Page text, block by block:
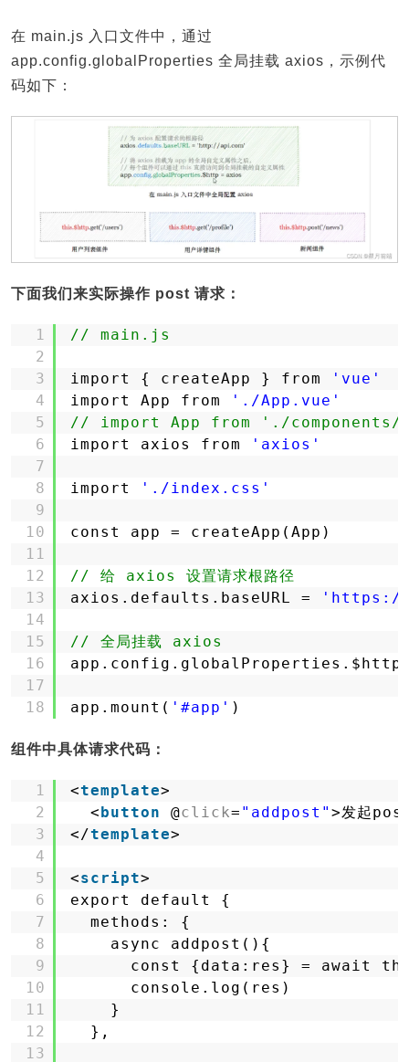
在 main.js 入口文件中，通过
app.config.globalProperties 全局挂载 axios，示例代
码如下：
下面我们来实际操作 post 请求：
1
2
3
4
5
6
7
8
9
10
11
12
13
14
15
16
17
18
// main.js
import { createApp } from
'vue'
import App from
'./App.vue'
// import App from './
import axios from
'axios'
import './index.css'
const app = createApp(App)
// 给 axios 设置请求根路径
axios.defaults.baseURL =
'https://
// 全局挂载 axios
app.config.globalProperties.$http
app.mount( '#app' )
组件中具体请求代码：
1
2
3
4
5
6
7
8
9
10
11
12
13
<template>
<button @click= "addpost" >发起
</template>
<script>
export default {
methods: {
async addpost(){
const {data:res} = await
console.log(res)
}
},